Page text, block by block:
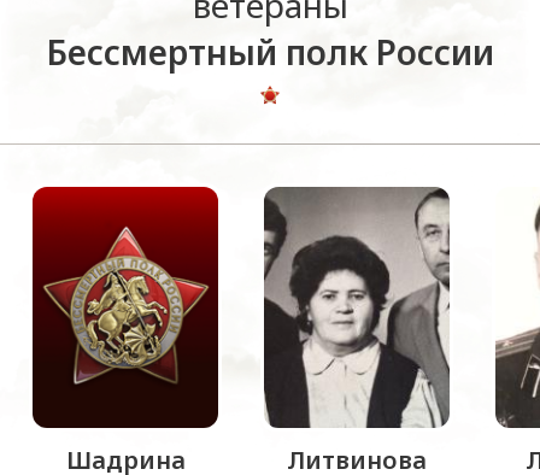
Бессмертный полк России
Шадрина Литвинова